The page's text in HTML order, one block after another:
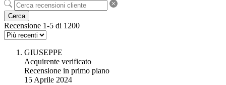
Cerca
Recensione 1-5 di 1200
GIUSEPPE
Acquirente verificato
Recensione in primo piano
15 Aprile 2024